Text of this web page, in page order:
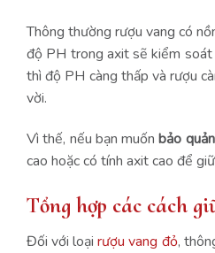
Thông thường rượu vang có
độ PH trong axit sẽ kiểm soát
thì độ PH càng thấp và rượu
vời.
Vì thế, nếu bạn muốnbảo
cao hoặc có tính axit cao để
Tổng hợp các cách
Đối với loạirượu vang đỏ,